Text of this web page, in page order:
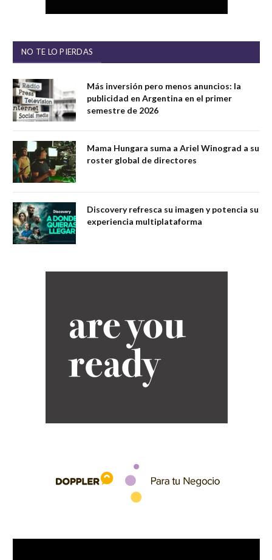
NO TE LO PIERDAS
Más inversión pero menos anuncios: la
publicidad en Argentina en el primer
semestre de 2026
Mama Hungara suma a Ariel Winograd a su
roster global de directores
Discovery refresca su imagen y potencia su
experiencia multiplataforma